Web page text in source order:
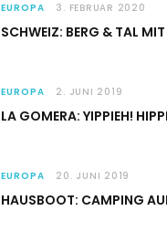
EUROPA 3. FEBRUAR 2020
SCHWEIZ: BERG & TAL
EUROPA 2. JUNI 2019
LA GOMERA: YIPPIEH!
EUROPA 20. JUNI 2019
HAUSBOOT: CAMPING